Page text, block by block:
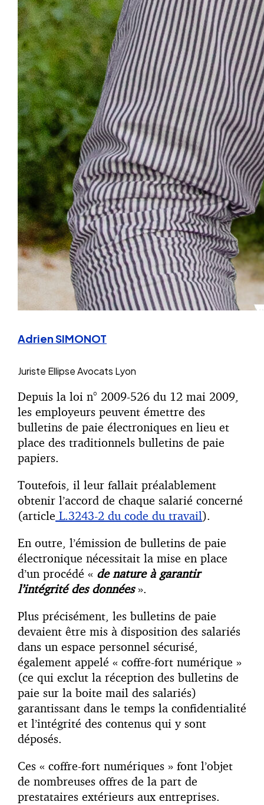
Adrien SIMONOT
Juriste Ellipse Avocats Lyon
Depuis la loi n° 2009-526 du 12 mai 2009,
les employeurs peuvent émettre des
bulletins de paie électroniques en lieu et
place des traditionnels bulletins de paie
papiers.
Toutefois, il leur fallait préalablement
obtenir l’accord de chaque salarié concerné
(article L.3243-2 du code du travail).
En outre, l’émission de bulletins de paie
électronique nécessitait la mise en place
d’un procédé « de nature à garantir
l’intégrité des données».
Plus précisément, les bulletins de paie
devaient être mis à disposition des salariés
dans un espace personnel sécurisé,
également appelé « coffre-fort numérique »
(ce qui exclut la réception des bulletins de
paie sur la boite mail des salariés)
garantissant dans le temps la confidentialité
et l’intégrité des contenus qui y sont
déposés.
Ces « coffre-fort numériques » font l’objet
de nombreuses offres de la part de
prestataires extérieurs aux entreprises.